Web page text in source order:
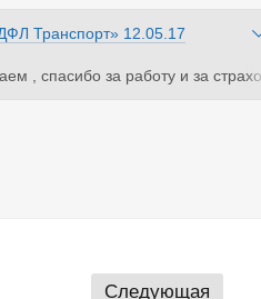
Транспорт» 12.05.17
, спасибо за работу и за страхо
Следующая